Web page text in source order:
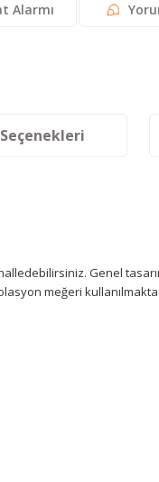
Alarmı
Genel
meğeri